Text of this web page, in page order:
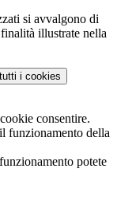
si avvalgono di
illustrate nella
i cookies
consentire.
funzionamento della
potete